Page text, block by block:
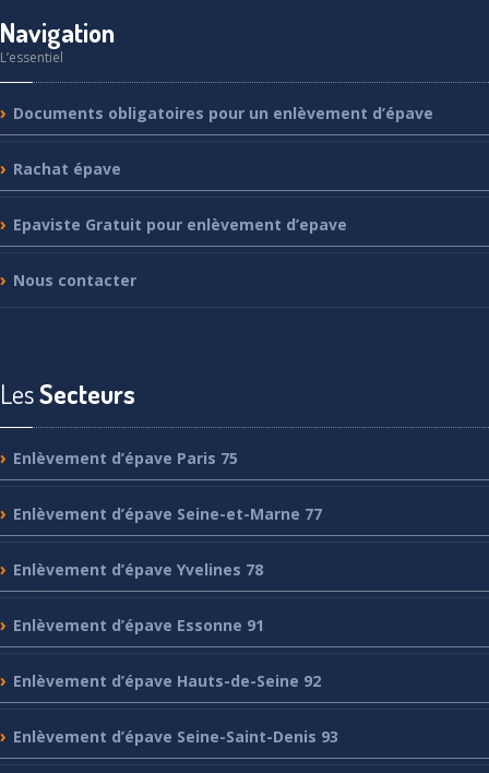
Navigation
L’essentiel
Documents obligatoires pour un enlèvement d’épave
Rachat épave
Epaviste Gratuit pour enlèvement d’epave
Nous contacter
LesSecteurs
Enlèvement d’épave Paris 75
Enlèvement d’épave Seine-et-Marne 77
Enlèvement d’épave Yvelines 78
Enlèvement d’épave Essonne 91
Enlèvement d’épave Hauts-de-Seine 92
Enlèvement d’épave Seine-Saint-Denis 93